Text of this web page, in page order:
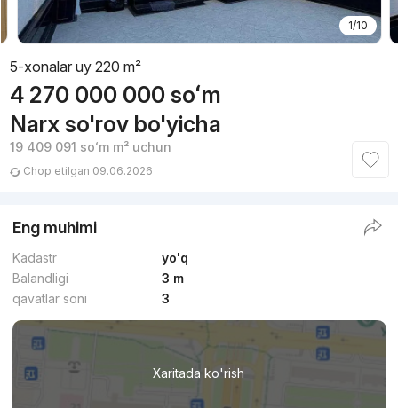
1/10
5-xonalar uy 220 m²
4 270 000 000 soʻm
Narx so'rov bo'yicha
19 409 091 soʻmm² uchun
Chop etilgan 09.06.2026
Eng muhimi
Kadastr
yo'q
Balandligi
3 m
qavatlar soni
3
Xaritada ko'rish